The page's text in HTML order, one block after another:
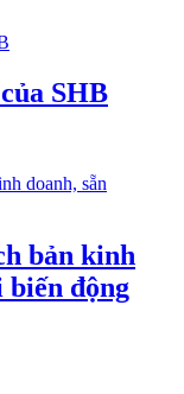
SHB
bản kinh
biến động